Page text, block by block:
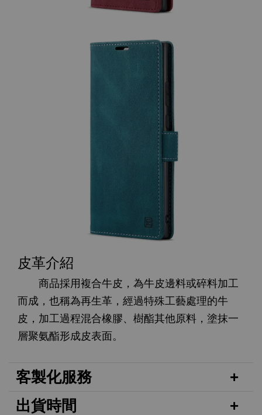
皮革介紹
商品採用複合牛皮，為牛皮邊料或碎料加工
而成，也稱為再生革，經過特殊工藝處理的牛
皮，加工過程混合橡膠、樹酯其他原料，塗抹一
層聚氨酯形成皮表面。
客製化服務
出貨時間